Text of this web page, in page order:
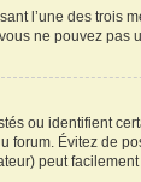
l’une des trois
ne pouvez pas
ou identifient
forum. Évitez de
peut